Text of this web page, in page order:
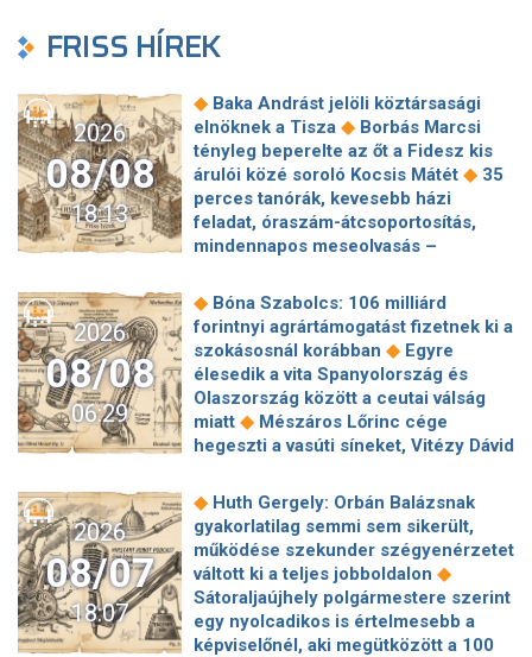
FRISS HÍREK
2026
08/08
18:13
◆ Baka Andrást jelöli köztársasági
elnöknek a Tisza ◆ Borbás Marcsi
tényleg beperelte az őt a Fidesz kis
árulói közé soroló Kocsis Mátét ◆ 35
perces tanórák, kevesebb házi
feladat, óraszám-átcsoportosítás,
mindennapos meseolvasás –
tagozatos javaslatcsomagja
Lemond és az egyetemről is távozik
az Ádám Zoltánt kirúgó corvinusos
rektorhelyettes◆
Katasztrófavédelem: Ez már nekünk is
sok! És sajnos nem látjuk a végét ◆
Nem fizeti vissza a vételárat a zuglói
kormányzati negyed
szélerőmű-gyűlölete: egymilliárd
dollárt fizetnek egy német cégnek,
hogy leállítsa az amerikai projektjeit◆
Dinnyedráma: hiába finom csemege,
bedőlt a piac◆ Hogy is volt, amikor
Baka Andrást jogellenesen mozdította
el a Fidesz?◆Új remény a
2026
08/08
06:29
◆ Bóna Szabolcs: 106 milliárd
forintnyi agrártámogatást fizetnek ki a
szokásosnál korábban ◆ Egyre
élesedik a vita Spanyolország és
Olaszország között a ceutai válság
miatt ◆ Mészáros Lőrinc cége
hegeszti a vasúti síneket, Vitézy Dávid
tesz a Bosnyák téri irodakomplexum
beruházója, ha az állam felmondja a
szerződésüket ◆ Megérkezett
Magyar Péter bejelentése: így költik
el a 6 ezer milliárd forintnyi uniós
◆Megbénult az ivóvíztárolók
töltése Ózdon – de máshol is komoly
2026
08/07
18:07
◆ Huth Gergely: Orbán Balázsnak
gyakorlatilag semmi sem sikerült,
működése szekunder szégyenérzetet
váltott ki a teljes jobboldalon ◆
Sátoraljaújhely polgármestere szerint
egy nyolcadikos is értelmesebb a
képviselőnél, aki megütközött a 100